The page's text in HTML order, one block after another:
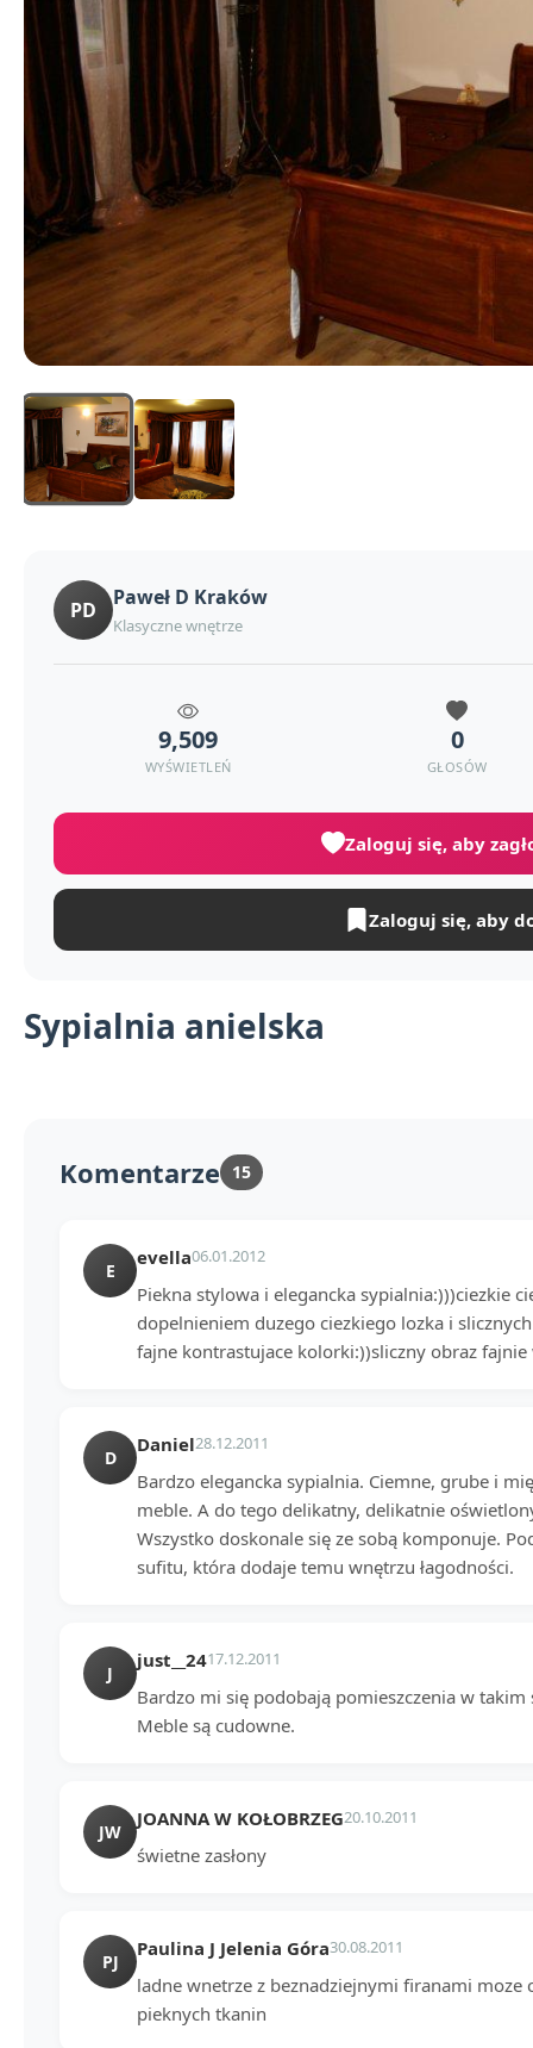
Sypialnia anielska
PD Paweł D Kraków
Klasyczne wnętrze
9,509
WYŚWIETLEŃ
0
GŁOSÓW
Zaloguj się, aby
Zaloguj się, aby
Komentarze 15
E
evella06.01.2012
Piekna stylowa i elegancka sypialnia:)))ciezkie
dopelnieniem duzego ciezkiego lozka i
fajne kontrastujace kolorki:))sliczny obraz fajnie
D
Daniel28.12.2011
Bardzo elegancka sypialnia. Ciemne, grube i
meble. A do tego delikatny, delikatnie
Wszystko doskonale się ze sobą komponuje.
sufitu, która dodaje temu wnętrzu łagodności.
J
just__2417.12.2011
Bardzo mi się podobają pomieszczenia w
Meble są cudowne.
JW
JOANNA W KOŁOBRZEG20.10.2011
świetne zasłony
PJ
Paulina J Jelenia Góra30.08.2011
ladne wnetrze z beznadziejnymi firanami moze
pieknych tkanin